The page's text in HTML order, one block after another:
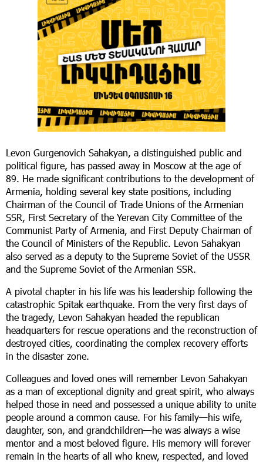
Levon Gurgenovich Sahakyan, a distinguished public and
political figure, has passed away in Moscow at the age of
89. He made significant contributions to the development of
Armenia, holding several key state positions, including
Chairman of the Council of Trade Unions of the Armenian
SSR, First Secretary of the Yerevan City Committee of the
Communist Party of Armenia, and First Deputy Chairman of
the Council of Ministers of the Republic. Levon Sahakyan
also served as a deputy to the Supreme Soviet of the USSR
and the Supreme Soviet of the Armenian SSR.
A pivotal chapter in his life was his leadership following the
catastrophic Spitak earthquake. From the very first days of
the tragedy, Levon Sahakyan headed the republican
headquarters for rescue operations and the reconstruction of
destroyed cities, coordinating the complex recovery efforts
in the disaster zone.
Colleagues and loved ones will remember Levon Sahakyan
as a man of exceptional dignity and great spirit, who always
helped those in need and possessed a unique ability to unite
people around a common cause. For his family—his wife,
daughter, son, and grandchildren—he was always a wise
mentor and a most beloved figure. His memory will forever
remain in the hearts of all who knew, respected, and loved